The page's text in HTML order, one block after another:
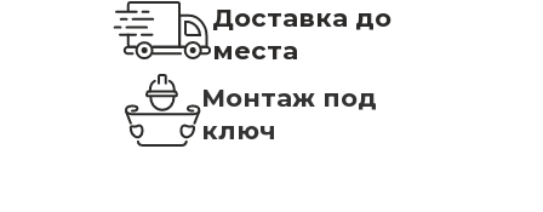
Доставка до
места
Монтаж под
ключ